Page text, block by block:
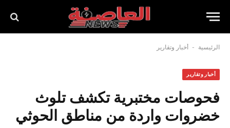
الرئيسية - أخبار وتقارير
أخبار وتقارير
فحوصات مختبرية تكشف تلوث
خضروات واردة من مناطق الحوثي